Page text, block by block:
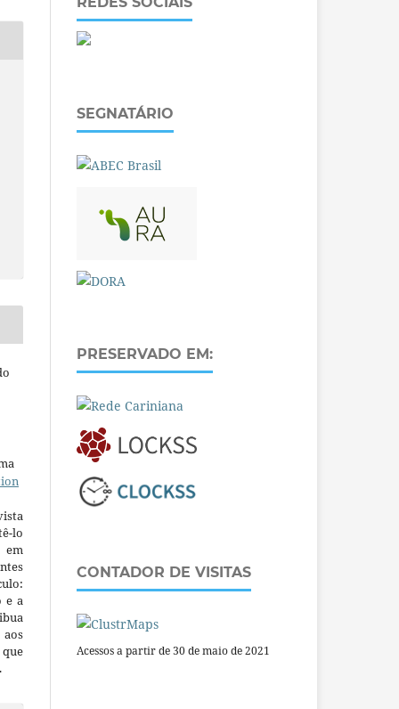
lo
em
e a
SEGNATÁRIO
PRESERVADO EM:
CONTADOR DE VISITAS
Acessos a partir de 30 de maio de 2021